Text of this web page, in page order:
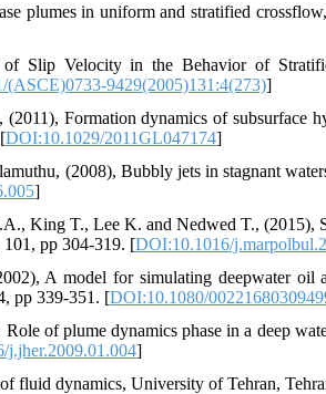
plumes in uniform and stratified
Slip Velocity in the Behavior of
(ASCE)0733-9429(2005)131:4(273)]
Formation dynamics of subsurface
DOI:10.1029/2011GL047174]
(2008), Bubbly jets in stagnant
]
King T., Lee K. and Nedwed T., (2015),
pp 304-319. [DOI:10.1016/
A model for simulating deepwater oil
pp 339-351. [DOI:10.1080/
of plume dynamics phase in a deep
j.jher.2009.01.004]
fluid dynamics, University of Tehran,